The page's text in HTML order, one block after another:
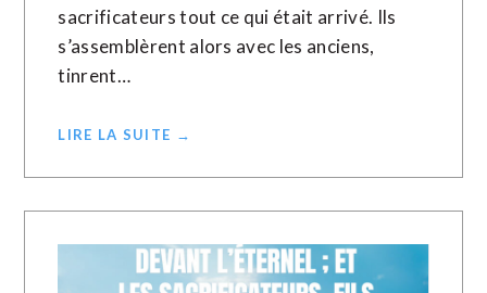
sacrificateurs tout ce qui était arrivé. Ils
s’assemblèrent alors avec les anciens,
tinrent…
LIRE LA SUITE →